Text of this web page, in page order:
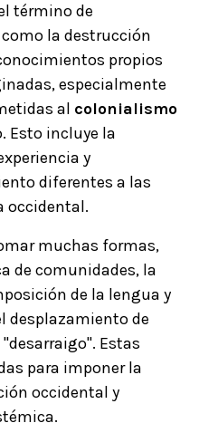
término de
la destrucción
propios
especialmente
al colonialismo
Esto incluye la
y
diferentes a las
occidental.
muchas formas,
de comunidades, la
de la lengua y
desplazamiento de
Estas
para imponer la
occidental y